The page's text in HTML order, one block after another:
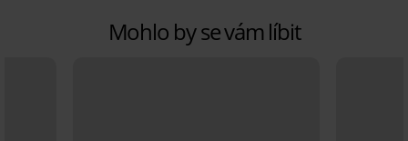
Mohlo by se vám líbit